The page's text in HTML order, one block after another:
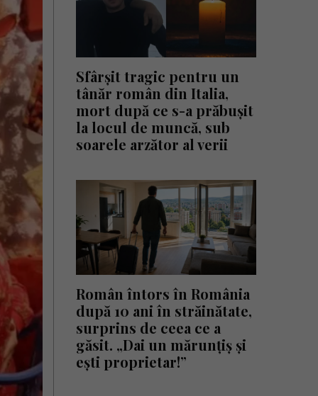
Sfârșit tragic pentru un
tânăr român din Italia,
mort după ce s-a prăbușit
la locul de muncă, sub
soarele arzător al verii
Român întors în România
după 10 ani în străinătate,
surprins de ceea ce a
găsit. „Dai un mărunțiș și
ești proprietar!”